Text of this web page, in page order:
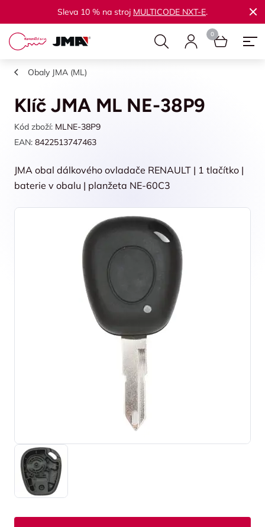
Sleva 10 % na stroj MULTICODE NXT-E.
Obaly JMA (ML)
Klíč JMA ML NE-38P9
Kód zboží: MLNE-38P9
EAN: 8422513747463
JMA obal dálkového ovladače RENAULT | 1 tlačítko |
baterie v obalu | planžeta NE-60C3